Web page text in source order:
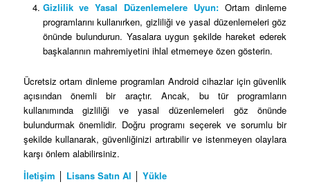
Gizlilik ve Yasal Düzenlemelere Uyun:Ortam dinleme
programlarını kullanırken, gizliliği ve yasal düzenlemeleri göz
önünde bulundurun. Yasalara uygun şekilde hareket ederek
başkalarının mahremiyetini ihlal etmemeye özen gösterin.
Ücretsiz ortam dinleme programları Android cihazlar için güvenlik
açısından önemli bir araçtır. Ancak, bu tür programların
kullanımında gizliliği ve yasal düzenlemeleri göz önünde
bulundurmak önemlidir. Doğru programı seçerek ve sorumlu bir
şekilde kullanarak, güvenliğinizi artırabilir ve istenmeyen olaylara
karşı önlem alabilirsiniz.
İletişim │ Lisans Satın Al │ Yükle